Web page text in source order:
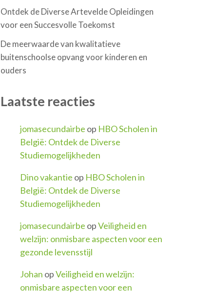
Ontdek de Diverse Artevelde Opleidingen
voor een Succesvolle Toekomst
De meerwaarde van kwalitatieve
buitenschoolse opvang voor kinderen en
ouders
Laatste reacties
jomasecundairbe op HBO Scholen in
België: Ontdek de Diverse
Studiemogelijkheden
Dino vakantie op HBO Scholen in
België: Ontdek de Diverse
Studiemogelijkheden
jomasecundairbe opVeiligheid en
welzijn: onmisbare aspecten voor een
gezonde levensstijl
Johan opVeiligheid en welzijn:
onmisbare aspecten voor een